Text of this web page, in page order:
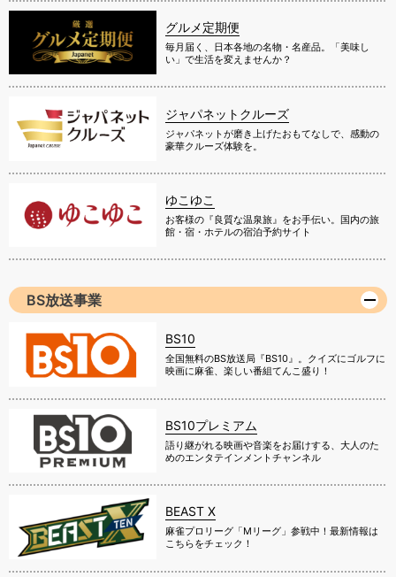
グルメ定期便
毎月届く、日本各地の名物・名産品。「美味し
い」で生活を変えませんか？
ジャパネットクルーズ
ジャパネットが磨き上げたおもてなしで、感動の
豪華クルーズ体験を。
ゆこゆこ
お客様の『良質な温泉旅』をお手伝い。国内の旅
館・宿・ホテルの宿泊予約サイト
BS放送事業
BS10
全国無料のBS放送局『BS10』。クイズにゴルフに
映画に麻雀、楽しい番組てんこ盛り！
BS10プレミアム
語り継がれる映画や音楽をお届けする、大人のた
めのエンタテインメントチャンネル
BEAST X
麻雀プロリーグ「Mリーグ」参戦中！最新情報は
こちらをチェック！